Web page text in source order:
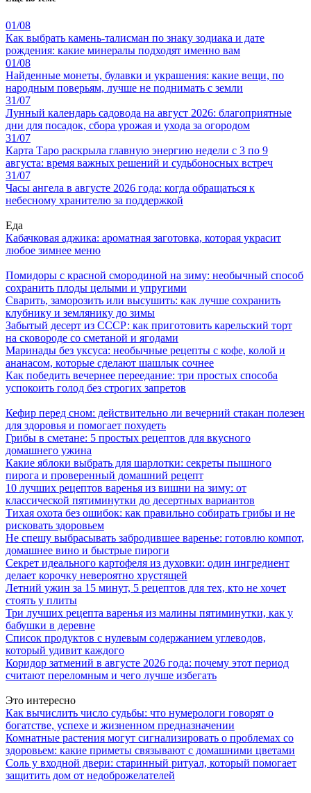
01/08
Как выбрать камень-талисман по знаку зодиака и дате
рождения: какие минералы подходят именно вам
01/08
Найденные монеты, булавки и украшения: какие вещи, по
народным поверьям, лучше не поднимать с земли
31/07
Лунный календарь садовода на август 2026: благоприятные
дни для посадок, сбора урожая и ухода за огородом
31/07
Карта Таро раскрыла главную энергию недели с 3 по 9
августа: время важных решений и судьбоносных встреч
31/07
Часы ангела в августе 2026 года: когда обращаться к
небесному хранителю за поддержкой
Еда
Кабачковая аджика: ароматная заготовка, которая украсит
любое зимнее меню
Помидоры с красной смородиной на зиму: необычный способ
сохранить плоды целыми и упругими
Сварить, заморозить или высушить: как лучше сохранить
клубнику и землянику до зимы
Забытый десерт из СССР: как приготовить карельский торт
на сковороде со сметаной и ягодами
Маринады без уксуса: необычные рецепты с кофе, колой и
ананасом, которые сделают шашлык сочнее
Как победить вечернее переедание: три простых способа
успокоить голод без строгих запретов
Кефир перед сном: действительно ли вечерний стакан полезен
для здоровья и помогает похудеть
Грибы в сметане: 5 простых рецептов для вкусного
домашнего ужина
Какие яблоки выбрать для шарлотки: секреты пышного
пирога и проверенный домашний рецепт
10 лучших рецептов варенья из вишни на зиму: от
классической пятиминутки до десертных вариантов
Тихая охота без ошибок: как правильно собирать грибы и не
рисковать здоровьем
Не спешу выбрасывать забродившее варенье: готовлю компот,
домашнее вино и быстрые пироги
Секрет идеального картофеля из духовки: один ингредиент
делает корочку невероятно хрустящей
Летний ужин за 15 минут, 5 рецептов для тех, кто не хочет
стоять у плиты
Три лучших рецепта варенья из малины пятиминутки, как у
бабушки в деревне
Список продуктов с нулевым содержанием углеводов,
который удивит каждого
Коридор затмений в августе 2026 года: почему этот период
считают переломным и чего лучше избегать
Это интересно
Как вычислить число судьбы: что нумерологи говорят о
богатстве, успехе и жизненном предназначении
Комнатные растения могут сигнализировать о проблемах со
здоровьем: какие приметы связывают с домашними цветами
Соль у входной двери: старинный ритуал, который помогает
защитить дом от недоброжелателей